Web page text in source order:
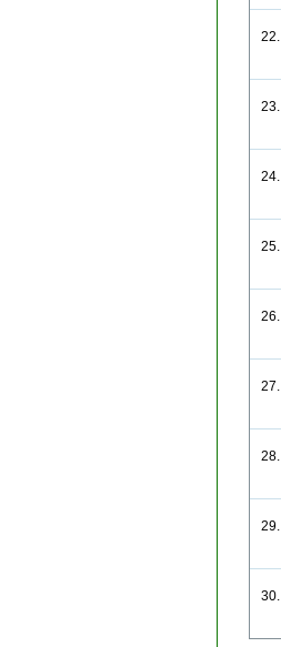
22.
23.
24.
25.
26.
27.
28.
29.
30.